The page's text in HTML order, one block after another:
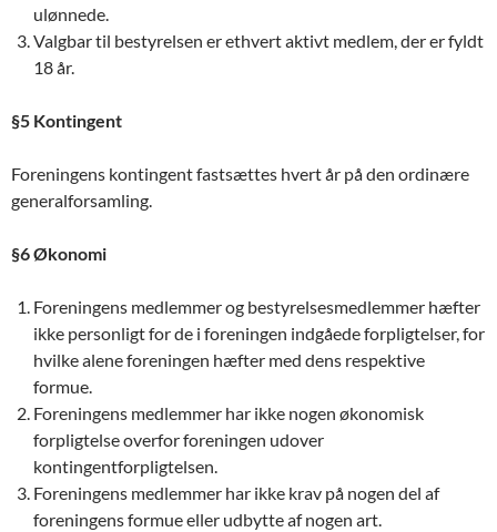
ulønnede.
Valgbar til bestyrelsen er ethvert aktivt medlem, der er fyldt
18 år.
§5 Kontingent
Foreningens kontingent fastsættes hvert år på den ordinære
generalforsamling.
§6 Økonomi
Foreningens medlemmer og bestyrelsesmedlemmer hæfter
ikke personligt for de i foreningen indgåede forpligtelser, for
hvilke alene foreningen hæfter med dens respektive
formue.
Foreningens medlemmer har ikke nogen økonomisk
forpligtelse overfor foreningen udover
kontingentforpligtelsen.
Foreningens medlemmer har ikke krav på nogen del af
foreningens formue eller udbytte af nogen art.